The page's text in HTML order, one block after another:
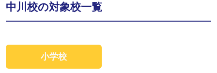
中川校の対象校一覧
小学校